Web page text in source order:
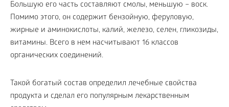
Большую его часть составляют смолы, меньшую – воск.
Помимо этого, он содержит бензойную, феруловую,
жирные и аминокислоты, калий, железо, селен, гликозиды,
витамины. Всего в нем насчитывают 16 классов
органических соединений.
Такой богатый состав определил лечебные свойства
продукта и сделал его популярным лекарственным